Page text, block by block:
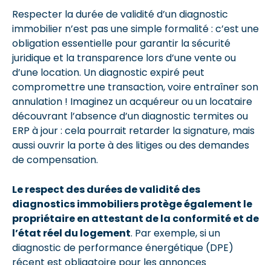
Respecter la durée de validité d’un diagnostic
immobilier n’est pas une simple formalité : c’est une
obligation essentielle pour garantir la sécurité
juridique et la transparence lors d’une vente ou
d’une location. Un diagnostic expiré peut
compromettre une transaction, voire entraîner son
annulation ! Imaginez un acquéreur ou un locataire
découvrant l’absence d’un diagnostic termites ou
ERP à jour : cela pourrait retarder la signature, mais
aussi ouvrir la porte à des litiges ou des demandes
de compensation.
Le respect des durées de validité des
diagnostics immobiliers protège également le
propriétaire en attestant de la conformité et de
l’état réel du logement. Par exemple, si un
diagnostic de performance énergétique (DPE)
récent est obligatoire pour les annonces